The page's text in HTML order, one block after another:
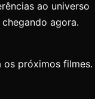
ao universo
agora.
os próximos filmes.